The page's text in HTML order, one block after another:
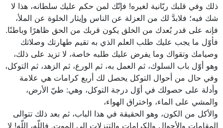
ذلك وفي قلبك ربّانية لغيره! فإنّك لمن حكم عليك سلطانه، هذا لا
شك فيه؛ فلابدَّ لك من العزلة عن الناس وإيثار الخلوة عن الملأ،
فإنه على قدر بُعدك من الخلق يكون قربك من الحق ظاهرًا وباطنًا.
فأوّل ما يجب عليك طلب العلم الذي به تقيم طهارتك وصلاتك
وصيامك وتقواك وما يفرض عليك طلبه خاصة، لا تزيد على ذلك،
وهو أوّل باب السلوك، ثم العمل به، ثم الورع، ثم الزهد، ثم التوكل،
وفي حال من أحوال التوكل يحصل لك أربع كرامات هي علامة
وأدلة على حصولك في أوّل درجة التوكل، وهي: طيّ الأرض،
والمشي على الماء، واختراق الهواء،
والأكل من الكون، وهو الحقيقة في هذا الباب، ثم بعد ذلك تتوالى
المقامات والأحوال والكرامات والتنزلات إلى الموت. فاللّه، اللّه! لا